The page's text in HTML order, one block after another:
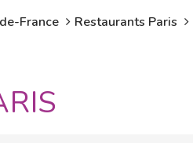
France Restaurants Paris